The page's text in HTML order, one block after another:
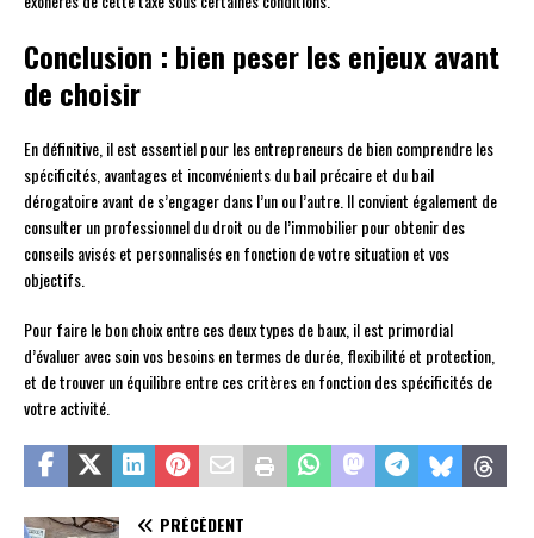
Conclusion : bien peser les enjeux avant
de choisir
En définitive, il est essentiel pour les entrepreneurs de bien comprendre les
spécificités, avantages et inconvénients du bail précaire et du bail
dérogatoire avant de s’engager dans l’un ou l’autre. Il convient également de
consulter un professionnel du droit ou de l’immobilier pour obtenir des
conseils avisés et personnalisés en fonction de votre situation et vos
objectifs.
Pour faire le bon choix entre ces deux types de baux, il est primordial
d’évaluer avec soin vos besoins en termes de durée, flexibilité et protection,
et de trouver un équilibre entre ces critères en fonction des spécificités de
votre activité.
PRÉCÉDENT